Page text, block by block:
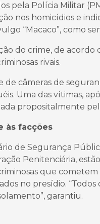
pela Polícia Militar
nos homicídios e
“Macaco”, como
do crime, de acordo
rivais.
de câmeras de
Uma das vítimas,
propositalmente
às facções
de Segurança
Penitenciária,
que cometem
no presídio.
garantiu.